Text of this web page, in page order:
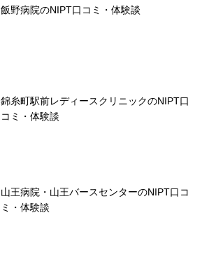
飯野病院のNIPT口コミ・体験談
錦糸町駅前レディースクリニックのNIPT口
コミ・体験談
山王病院・山王バースセンターのNIPT口コ
ミ・体験談